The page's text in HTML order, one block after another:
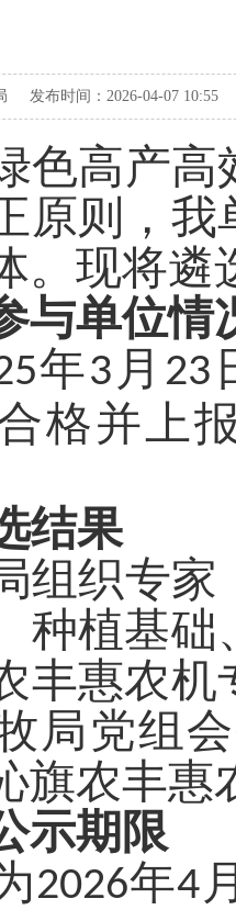
发布时间：2026-04-07 10:55
色高产
原则，
。现将
与单位情
年3 月 23
格并上
结果
组织专家
种植基
丰惠农机
局党组
旗农丰惠
示期限
2026年4